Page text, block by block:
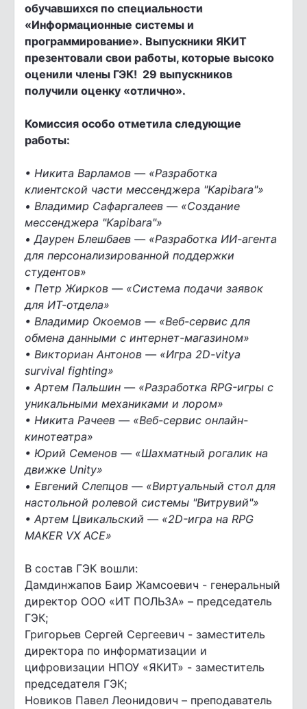
обучавшихся по специальности
«Информационные системы и
программирование». Выпускники ЯКИТ
презентовали свои работы, которые высоко
оценили члены ГЭК! 29 выпускников
получили оценку «отлично».
Комиссия особо отметила следующие
работы:
• Никита Варламов — «Разработка
клиентской части мессенджера "Kapibara"»
• Владимир Сафаргалеев — «Создание
мессенджера "Kapibara"»
• Даурен Блешбаев — «Разработка ИИ-агента
для персонализированной поддержки
студентов»
• Петр Жирков — «Система подачи заявок
для ИТ-отдела»
• Владимир Окоемов — «Веб-сервис для
обмена данными с интернет-магазином»
• Викториан Антонов — «Игра 2D-vitya
survival fighting»
• Артем Пальшин — «Разработка RPG-игры с
уникальными механиками и лором»
• Никита Рачеев — «Веб-сервис онлайн-
кинотеатра»
• Юрий Семенов — «Шахматный рогалик на
движке Unity»
• Евгений Слепцов — «Виртуальный стол для
настольной ролевой системы "Витрувий"»
• Артем Цвикальский — «2D-игра на RPG
MAKER VX ACE»
В состав ГЭК вошли:
Дамдинжапов Баир Жамсоевич - генеральный
директор ООО «ИТ ПОЛЬЗА» – председатель
ГЭК;
Григорьев Сергей Сергеевич - заместитель
директора по информатизации и
цифровизации НПОУ «ЯКИТ» - заместитель
председателя ГЭК;
Новиков Павел Леонидович – преподаватель